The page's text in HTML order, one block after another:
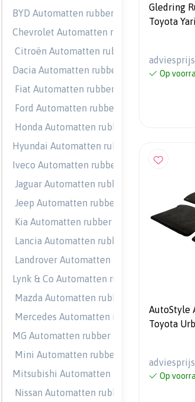
Gledring
Toyota
adviesprijs
Op
AutoStyle
Toyota
adviesprijs
Op
BYD Automatten rubber
Chevrolet Automatten rubber
Citroën Automatten rubber
Dacia Automatten rubber
Fiat Automatten rubber
Ford Automatten rubber
Honda Automatten rubber
Hyundai Automatten rubber
Iveco Automatten rubber
Jaguar Automatten rubber
Jeep Automatten rubber
Kia Automatten rubber
Lancia Automatten rubber
Landrover Automatten rubber
Lynk & Co Automatten rubber
Mazda Automatten rubber
Mercedes Automatten rubber
MG Automatten rubber
Mini Automatten rubber
Mitsubishi Automatten rubber
Nissan Automatten rubber